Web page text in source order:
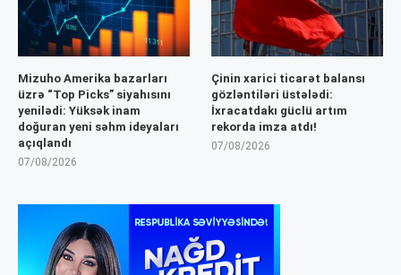
Mizuho Amerika bazarları
üzrə “Top Picks” siyahısını
yenilədi: Yüksək inam
doğuran yeni səhm ideyaları
açıqlandı
07/08/2026
Çinin xarici ticarət balansı
gözləntiləri üstələdi:
İxracatdakı güclü artım
rekorda imza atdı!
07/08/2026